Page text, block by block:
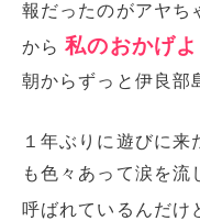
報だったのがアヤち
から私のおかげよ
朝からずっと伊良部
１年ぶりに遊びに来
も色々あって涙を流
呼ばれているんだけ